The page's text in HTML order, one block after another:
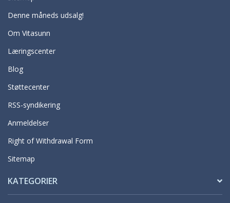
Denne måneds udsalg!
Om Vitasunn
Læringscenter
Blog
Støttecenter
RSS-syndikering
Anmeldelser
Right of Withdrawal Form
Sitemap
KATEGORIER